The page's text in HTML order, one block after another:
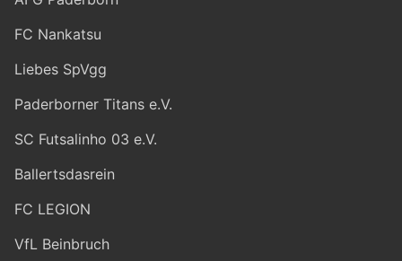
FC Nankatsu
Liebes SpVgg
Paderborner Titans e.V.
SC Futsalinho 03 e.V.
Ballertsdasrein
FC LEGION
VfL Beinbruch